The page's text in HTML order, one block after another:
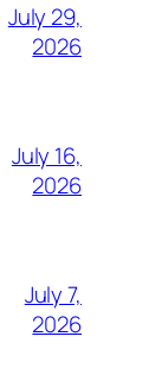
July 29,
2026
July 16,
2026
July 7,
2026